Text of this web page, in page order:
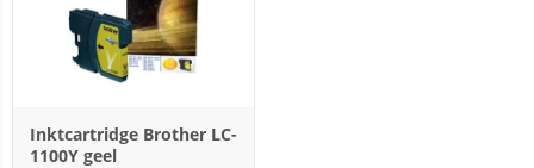
Inktcartridge Brother LC-
1100Y geel